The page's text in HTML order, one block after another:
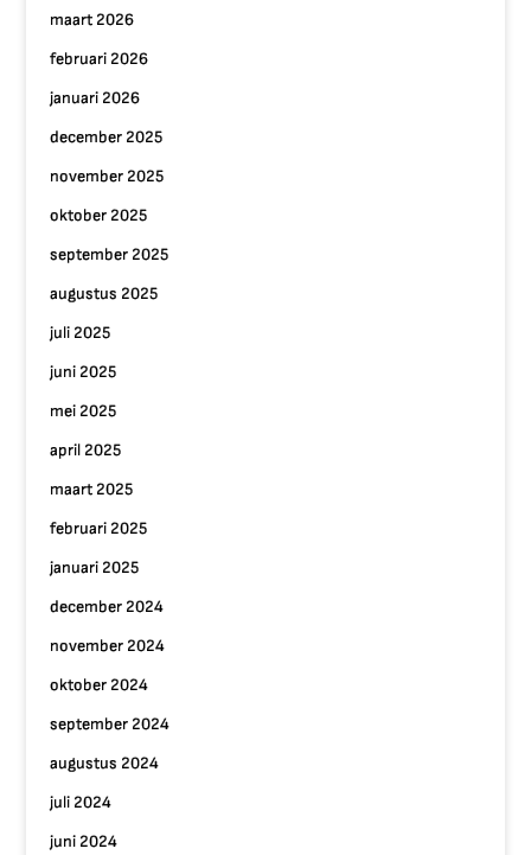
maart 2026
februari 2026
januari 2026
december 2025
november 2025
oktober 2025
september 2025
augustus 2025
juli 2025
juni 2025
mei 2025
april 2025
maart 2025
februari 2025
januari 2025
december 2024
november 2024
oktober 2024
september 2024
augustus 2024
juli 2024
juni 2024